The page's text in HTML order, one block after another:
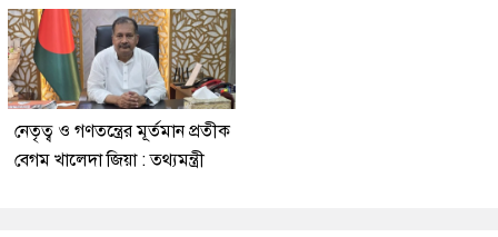
নেতৃত্ব ও গণতন্ত্রের মূর্তমান প্রতীক
বেগম খালেদা জিয়া : তথ্যমন্ত্রী